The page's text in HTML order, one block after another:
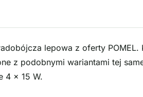
lepowa z oferty POMEL.
z podobnymi wariantami tej
4 × 15 W.